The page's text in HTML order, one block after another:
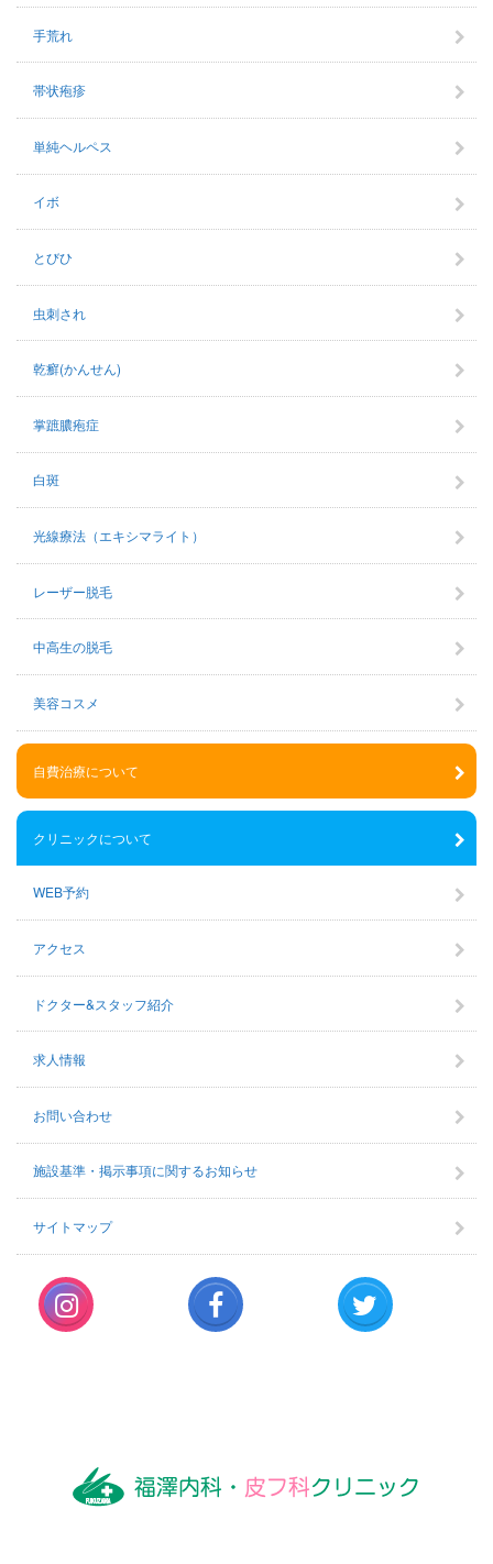
手荒れ
帯状疱疹
単純ヘルペス
イボ
とびひ
虫刺され
乾癬(かんせん)
掌蹠膿疱症
白斑
光線療法（エキシマライト）
レーザー脱毛
中高生の脱毛
美容コスメ
自費治療について
クリニックについて
WEB予約
アクセス
ドクター&スタッフ紹介
求人情報
お問い合わせ
施設基準・掲示事項に関するお知らせ
サイトマップ